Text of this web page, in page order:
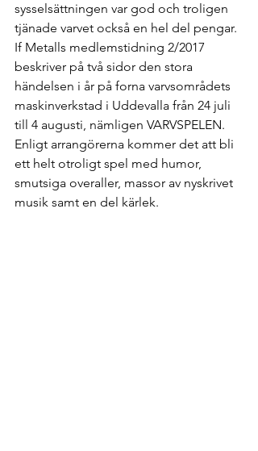
sysselsättningen var god och troligen
tjänade varvet också en hel del pengar.
If Metalls medlemstidning 2/2017
beskriver på två sidor den stora
händelsen i år på forna varvsområdets
maskinverkstad i Uddevalla från 24 juli
till 4 augusti, nämligen VARVSPELEN.
Enligt arrangörerna kommer det att bli
ett helt otroligt spel med humor,
smutsiga overaller, massor av nyskrivet
musik samt en del kärlek.